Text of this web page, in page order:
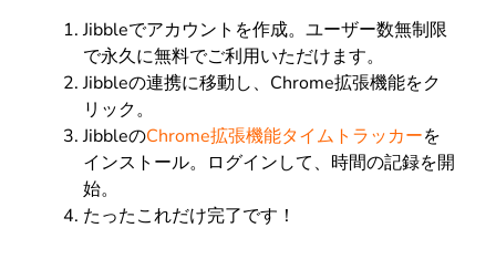
Jibbleでアカウントを作成。ユーザー数無制限
で永久に無料でご利用いただけます。
Jibbleの連携に移動し、Chrome拡張機能をク
リック。
JibbleのChrome拡張機能タイムトラッカーを
インストール。ログインして、時間の記録を開
始。
たったこれだけ完了です！